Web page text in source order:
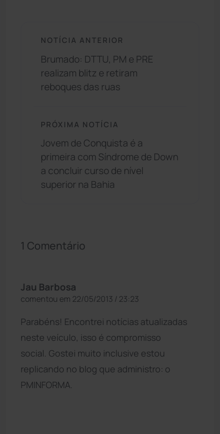
NOTÍCIA ANTERIOR
Brumado: DTTU, PM e PRE
realizam blitz e retiram
reboques das ruas
PRÓXIMA NOTÍCIA
Jovem de Conquista é a
primeira com Síndrome de Down
a concluir curso de nível
superior na Bahia
1 Comentário
Jau Barbosa
comentou em 22/05/2013 / 23:23
Parabéns! Encontrei notícias atualizadas
neste veículo, isso é compromisso
social. Gostei muito inclusive estou
replicando no blog que administro: o
PMINFORMA.